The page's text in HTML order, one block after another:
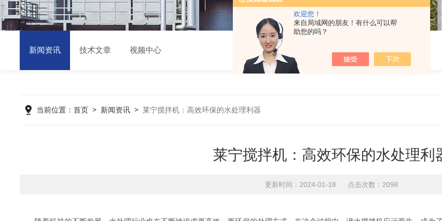
欢迎您！
来自局域网的朋友！有什么可以帮
助您的吗？
新闻资讯 技术文章 视频中心
当前位置：首页 > 新闻资讯 >莱宁搅拌机：高效环保的水处理利器
莱宁搅拌机：高效环保的水处理利
更新时间：2024-01-18 点击次数：2098